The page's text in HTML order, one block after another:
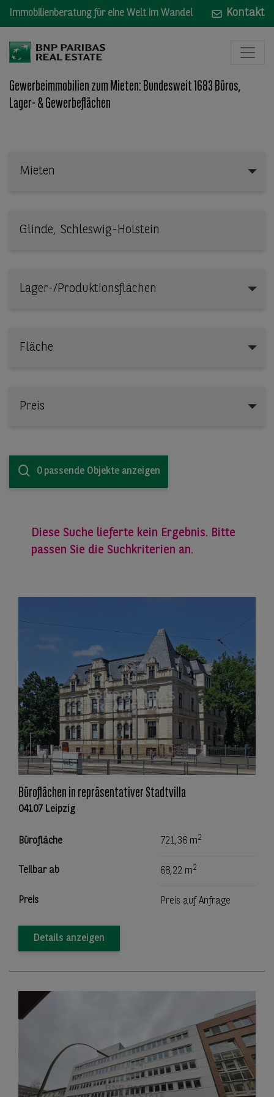
Immobilienberatung für eine Welt im Wandel Kontakt
Gewerbeimmobilien zum Mieten: Bundesweit 1683 Büros,
Lager- & Gewerbeflächen
Mieten
Lager-/Produktionsflächen
Fläche
Preis
0 passende Objekte anzeigen
Diese Suche lieferte kein Ergebnis. Bitte
passen Sie die Suchkriterien an.
Büroflächen in repräsentativer Stadtvilla
04107 Leipzig
Bürofläche 721,36 m2
Teilbar ab 68,22 m2
Preis Preis auf Anfrage
Details anzeigen